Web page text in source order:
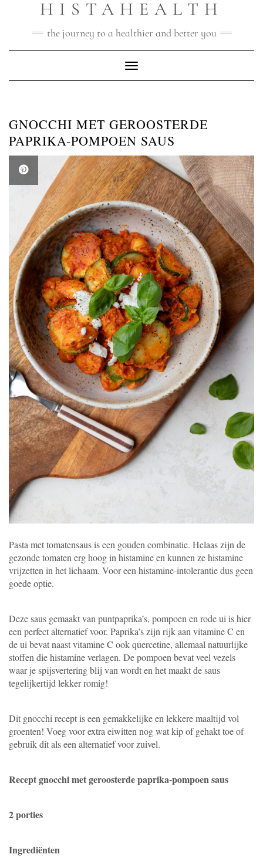
HISTAHEALTH
the journey to a healthier and better you
Toggle navigatie
GNOCCHI MET GEROOSTERDE
PAPRIKA-POMPOEN SAUS
Pasta met tomatensaus is een gouden combinatie. Helaas zijn de
gezonde tomaten erg hoog in histamine en kunnen ze histamine
vrijzetten in het lichaam. Voor een histamine-intolerantie dus geen
goede optie.
Deze saus gemaakt van puntpaprika’s, pompoen en rode ui is hier
een perfect alternatief voor. Paprika’s zijn rijk aan vitamine C en
de ui bevat naast vitamine C ook quercetine, allemaal natuurlijke
stoffen die histamine verlagen. De pompoen bevat veel vezels
waar je spijsvertering blij van wordt en het maakt de saus
tegelijkertijd lekker romig!
Dit gnocchi recept is een gemakkelijke en lekkere maaltijd vol
groenten! Voeg voor extra eiwitten nog wat kip of gehakt toe of
gebruik dit als een alternatief voor zuivel.
Recept gnocchi met geroosterde paprika-pompoen saus
2 porties
Ingrediënten